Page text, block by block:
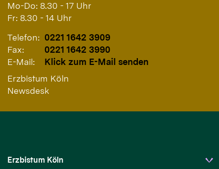
Mo-Do: 8.30 - 17 Uhr
Fr: 8.30 - 14 Uhr
Telefon: 0221 1642 3909
Fax:
0221 1642 3990
E-Mail:
Klick zum E-Mail senden
Erzbistum Köln
Newsdesk
Erzbistum Köln